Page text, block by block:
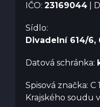
IČO: 23169044 |
Sídlo:
Divadelní 614/
Datová schránka:
Spisová značka: C
Krajského soudu